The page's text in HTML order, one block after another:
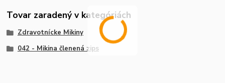
Tovar zaradený v kategóriách
Zdravotnícke Mikiny
042 - Mikina členená zips